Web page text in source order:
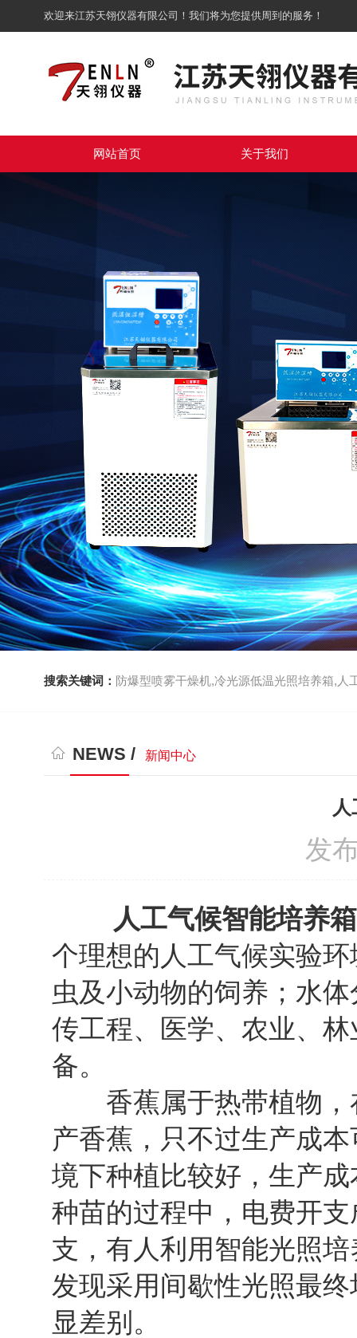
欢迎来江苏天翎仪器有限公司！我们将为您提供周到的服务！
网站首页 关于我们
搜索关键词： 防爆型喷雾干燥机,冷光源低温光照培养箱,人
NEWS / 新闻中心
发
人工气候智能培养箱
个理想的人工气候实验
虫及小动物的饲养；水
传工程、医学、农业、
备。
香蕉属于热带植物，
产香蕉，只不过生产成
境下种植比较好，生产
种苗的过程中，电费开
支，有人利用智能光照
发现采用间歇性光照最
显差别。